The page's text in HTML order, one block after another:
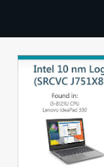
TECHBBS
TIETOA
HINTA.FI
KAUPPA
VAIHDA TEEMA